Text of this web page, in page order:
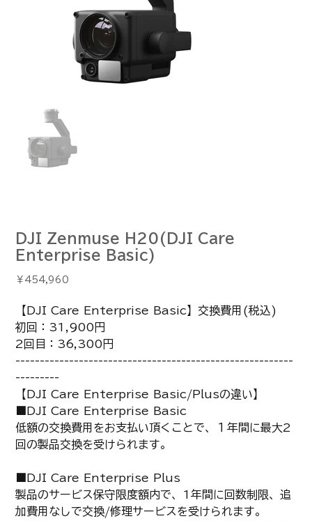
DJI Zenmuse H20(DJI Care
Enterprise Basic)
価
格
￥454,960
【DJI Care Enterprise Basic】交換費用(税込)
初回：31,900円
2回目：36,300円
---------------------------------------------------------
---------
【DJI Care Enterprise Basic/Plusの違い】
■DJI Care Enterprise Basic
低額の交換費用をお支払い頂くことで、１年間に最大2
回の製品交換を受けられます。
■DJI Care Enterprise Plus
製品のサービス保守限度額内で、1年間に回数制限、追
加費用なしで交換/修理サービスを受けられます。